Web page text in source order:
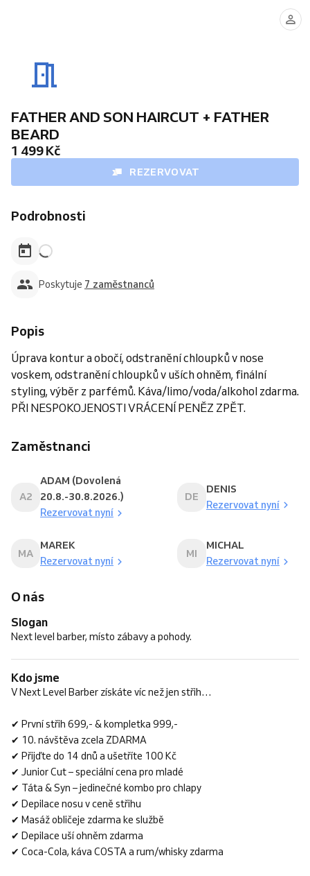
FATHER AND SON HAIRCUT + FATHER
BEARD
1 499 Kč
REZERVOVAT
Podrobnosti
Poskytuje 7 zaměstnanců
Popis
Úprava kontur a obočí, odstranění chloupků v nose
voskem, odstranění chloupků v uších ohněm, finální
styling, výběr z parfémů. Káva/limo/voda/alkohol zdarma.
PŘI NESPOKOJENOSTI VRÁCENÍ PENĚZ ZPĚT.
Zaměstnanci
A2
ADAM (Dovolená
20.8.-30.8.2026.)
Rezervovat nyní
DE
DENIS
Rezervovat nyní
MA
MAREK
Rezervovat nyní
MI
MICHAL
Rezervovat nyní
O nás
Slogan
Next level barber, místo zábavy a pohody.
Kdo jsme
V Next Level Barber získáte víc než jen střih…
✔ První střih 699,- & kompletka 999,-
✔ 10. návštěva zcela ZDARMA
✔ Přijďte do 14 dnů a ušetříte 100 Kč
✔ Junior Cut – speciální cena pro mladé
✔ Táta & Syn – jedinečné kombo pro chlapy
✔ Depilace nosu v ceně střihu
✔ Masáž obličeje zdarma ke službě
✔ Depilace uší ohněm zdarma
✔ Coca-Cola, káva COSTA a rum/whisky zdarma